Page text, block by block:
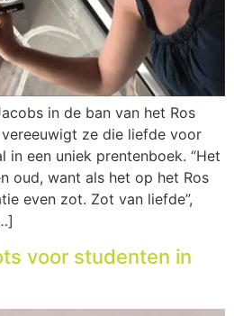
in de ban van het Ros
vereeuwigt ze die liefde voor
in een uniek prentenboek. “Het
oud, want als het op het Ros
even zot. Zot van liefde”,
voor studenten in